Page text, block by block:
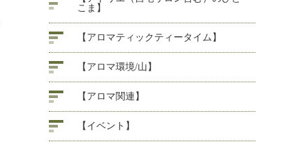
こま】
【アロマティックティータイム】
【アロマ環境/山】
【アロマ関連】
【イベント】